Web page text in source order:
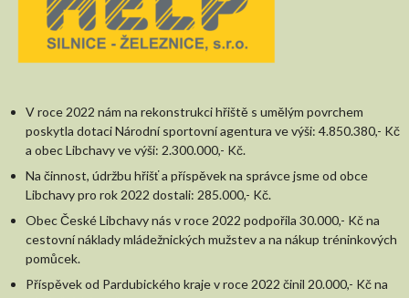
V roce 2022 nám na rekonstrukci hřiště s umělým povrchem
poskytla dotaci Národní sportovní agentura ve výši: 4.850.380,- Kč
a obec Libchavy ve výši: 2.300.000,- Kč.
Na činnost, údržbu hřišť a příspěvek na správce jsme od obce
Libchavy pro rok 2022 dostali: 285.000,- Kč.
Obec České Libchavy nás v roce 2022 podpořila 30.000,- Kč na
cestovní náklady mládežnických mužstev a na nákup tréninkových
pomůcek.
Příspěvek od Pardubického kraje v roce 2022 činil 20.000,- Kč na